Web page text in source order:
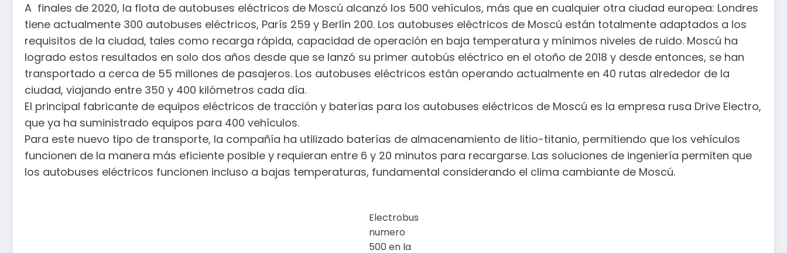
A finales de 2020, la flota de autobuses eléctricos de Moscú alcanzó los 500 vehículos, más que en cualquier otra ciudad europea: Londres
tiene actualmente 300 autobuses eléctricos, París 259 y Berlín 200. Los autobuses eléctricos de Moscú están totalmente adaptados a los
requisitos de la ciudad, tales como recarga rápida, capacidad de operación en baja temperatura y mínimos niveles de ruido. Moscú ha
logrado estos resultados en solo dos años desde que se lanzó su primer autobús eléctrico en el otoño de 2018 y desde entonces, se han
transportado a cerca de 55 millones de pasajeros. Los autobuses eléctricos están operando actualmente en 40 rutas alrededor de la
ciudad, viajando entre 350 y 400 kilómetros cada día.
El principal fabricante de equipos eléctricos de tracción y baterías para los autobuses eléctricos de Moscú es la empresa rusa Drive Electro,
que ya ha suministrado equipos para 400 vehículos.
Para este nuevo tipo de transporte, la compañía ha utilizado baterías de almacenamiento de litio-titanio, permitiendo que los vehículos
funcionen de la manera más eficiente posible y requieran entre 6 y 20 minutos para recargarse. Las soluciones de ingeniería permiten que
los autobuses eléctricos funcionen incluso a bajas temperaturas, fundamental considerando el clima cambiante de Moscú.
Electrobus
numero
500 en la